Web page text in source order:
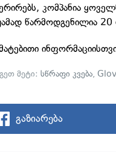
კომპანია
წარმოდგენილია
მეტი:სწრაფი კვება,
გაზიარება